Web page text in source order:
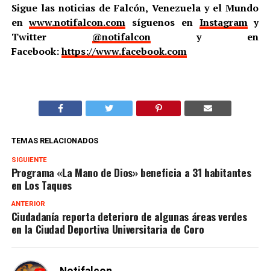
Sigue las noticias de Falcón, Venezuela y el Mundo
enwww.notifalcon.com síguenos en Instagramy
Twitter @notifalcony en
Facebook:https://www.facebook.com
TEMAS RELACIONADOS
SIGUIENTE
Programa «La Mano de Dios» beneficia a 31 habitantes
en Los Taques
ANTERIOR
Ciudadanía reporta deterioro de algunas áreas verdes
en la Ciudad Deportiva Universitaria de Coro